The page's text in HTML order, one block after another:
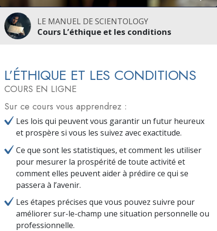
LE MANUEL DE SCIENTOLOGY
Cours L’éthique et les conditions
L’ÉTHIQUE ET LES CONDITIONS
COURS EN LIGNE
Sur ce cours vous apprendrez :
Les lois qui peuvent vous garantir un futur heureux
et prospère si vous les suivez avec exactitude.
Ce que sont les statistiques, et comment les utiliser
pour mesurer la prospérité de toute activité et
comment elles peuvent aider à prédire ce qui se
passera à l’avenir.
Les étapes précises que vous pouvez suivre pour
améliorer sur-le-champ une situation personnelle ou
professionnelle.